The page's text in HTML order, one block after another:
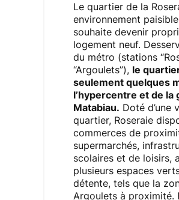
Le quartier de la
environnement
souhaite devenir
logement neuf.
du métro (stations
“Argoulets”), le
seulement quelques
l’hypercentre et de la
Matabiau. Doté d’une
quartier, Roseraie
commerces de
supermarchés,
scolaires et de loisirs,
plusieurs espaces
détente, tels que la
Argoulets à proximité.